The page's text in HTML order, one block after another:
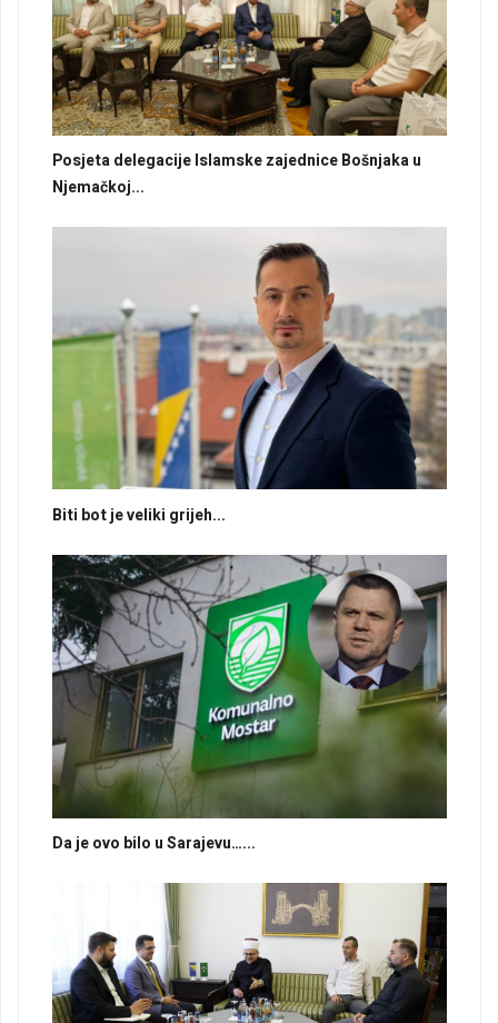
Posjeta delegacije Islamske zajednice Bošnjaka u
Njemačkoj...
Biti bot je veliki grijeh...
Da je ovo bilo u Sarajevu…...